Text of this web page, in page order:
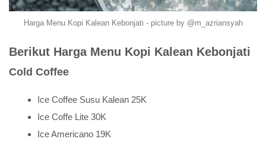
Harga Menu Kopi Kalean Kebonjati - picture by @m_azriansyah
Berikut Harga Menu Kopi Kalean Kebonjati
Cold Coffee
Ice Coffee Susu Kalean 25K
Ice Coffe Lite 30K
Ice Americano 19K